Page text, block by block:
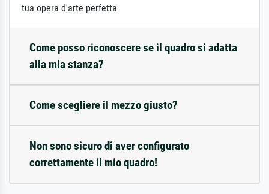
tua opera d'arte perfetta
Come posso riconoscere se il quadro si adatta
alla mia stanza?
Come scegliere il mezzo giusto?
Non sono sicuro di aver configurato
correttamente il mio quadro!